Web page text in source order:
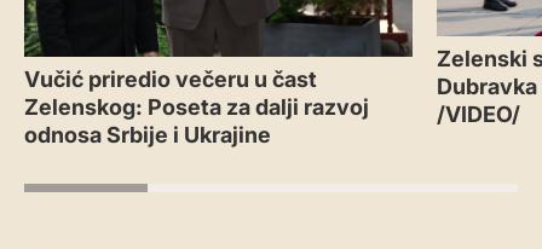
Vučić priredio večeru u čast
Zelenskog: Poseta za dalji razvoj
odnosa Srbije i Ukrajine
Zelenski
/VIDEO/